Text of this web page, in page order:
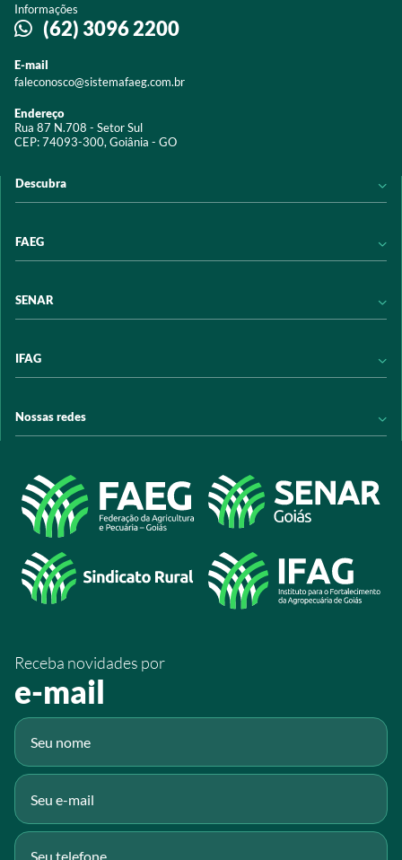
Informações
(62) 3096 2200
E-mail
faleconosco@sistemafaeg.com.br
Endereço
Rua 87 N.708 - Setor Sul
CEP: 74093-300, Goiânia - GO
Descubra
Acervo digital
Programas e Serviços
Trabalhe conosco
FAEG
Transparência
SENAR
Transparência
Arrecadação
IFAG
Programas e Serviços
Acesso à Informação
Nossas redes
@sistemafaeg
/SistemaFaeg
/sistemafaeg
/SistemaFaeg
Receba novidades por
e-mail